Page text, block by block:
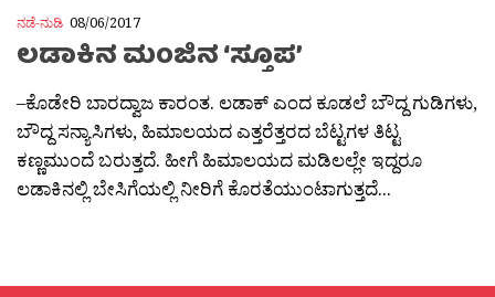
ನಡೆ-ನುಡಿ 08/06/2017
ಲಡಾಕಿನ ಮಂಜಿನ ‘ಸ್ತೂಪ’
–ಕೊಡೇರಿ ಬಾರದ್ವಾಜ ಕಾರಂತ. ಲಡಾಕ್ ಎಂದ ಕೂಡಲೆ ಬೌದ್ದ ಗುಡಿಗಳು,
ಬೌದ್ದ ಸನ್ಯಾಸಿಗಳು, ಹಿಮಾಲಯದ ಎತ್ತರೆತ್ತರದ ಬೆಟ್ಟಗಳ ತಿಟ್ಟ
ಕಣ್ಣಮುಂದೆ ಬರುತ್ತದೆ. ಹೀಗೆ ಹಿಮಾಲಯದ ಮಡಿಲಲ್ಲೇ ಇದ್ದರೂ
ಲಡಾಕಿನಲ್ಲಿ ಬೇಸಿಗೆಯಲ್ಲಿ ನೀರಿಗೆ ಕೊರತೆಯುಂಟಾಗುತ್ತದೆ...